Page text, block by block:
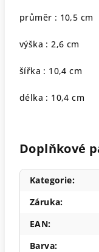
průměr : 10,5 cm
výška : 2,6 cm
šířka : 10,4 cm
délka : 10,4 cm
Doplňkové
Kategorie:
Záruka:
EAN:
Barva: